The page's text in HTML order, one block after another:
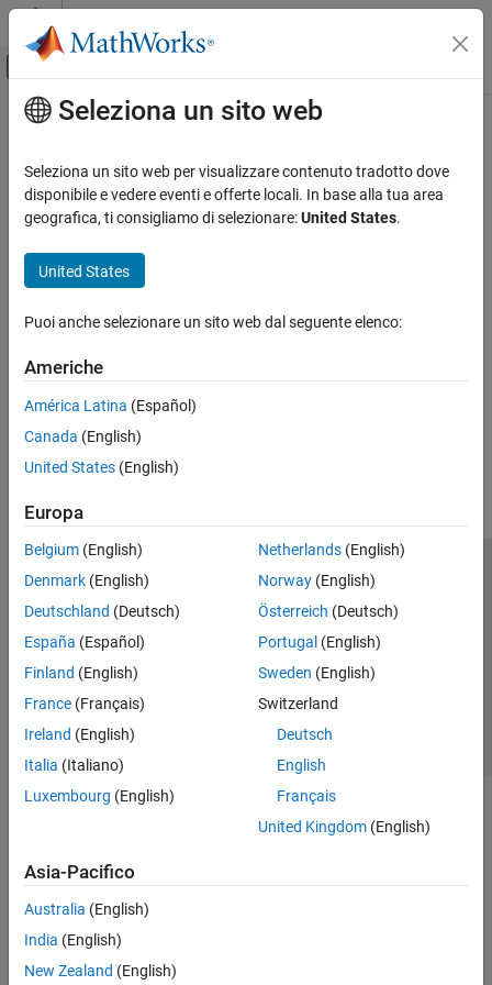
Vai al contenuto
Attiva/disattiva menu di navigazione
Pagina iniziale della documentazione
Contenuto principale
Seleziona un sito web
Seleziona un sito web per visualizzare contenuto tradotto dove
disponibile e vedere eventi e offerte locali. In base alla tua area
geografica, ti consigliamo di selezionare:United States.
United States
Puoi anche selezionare un sito web dal seguente elenco:
Americhe
América Latina (Español)
Canada (English)
United States (English)
Europa
Belgium (English)
Denmark (English)
Deutschland (Deutsch)
España (Español)
Finland (English)
France (Français)
Ireland (English)
Italia (Italiano)
Luxembourg (English)
Netherlands(English)
Norway(English)
Österreich (Deutsch)
Portugal (English)
Sweden (English)
Switzerland
Deutsch
English
Français
United Kingdom(English)
Asia-Pacifico
Australia (English)
India (English)
New Zealand (English)
Centro di fiducia
Informativa sulla privacy
Antipirateria
Stato dell'applicazione
Contatti
© 1994-2026 The MathWorks, Inc.